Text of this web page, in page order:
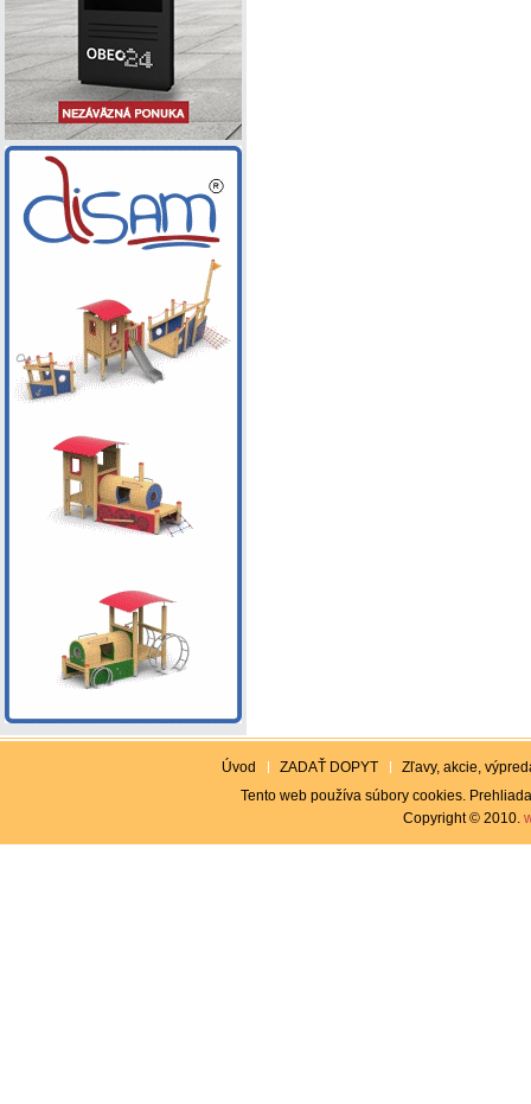
Úvod ZADAŤ DOPYT
Zľavy, akcie,
Tento web používa súbory cookies.
Copyright © 2010.